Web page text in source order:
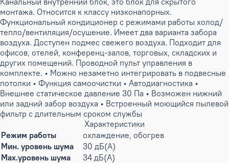
монтажа. Относится к классу низконапорных.
Функциональный кондиционер с режимами работы холод/
тепло/вентиляция/осушение. Имеет два варианта забора
воздуха. Доступен подмес свежего воздуха. Подходит для
офисов, отелей, конференц-залов, торговых, складских и
других помещений. Проводной пульт управления в
комплекте. • Можно незаметно интегрировать в подвесные
потолки • Функция самоочистки • Автодиагностика •
Внешнее статическое давление 30 Па • Возможен нижний
или задний забор воздуха • Встроенный моющийся пылевой
фильтр с длительным сроком службы
Характеристики
Режим работы
охлаждение, обогрев
Мин. уровень шума
30 дБ(А)
Max.уровень шума
34 дБ(А)